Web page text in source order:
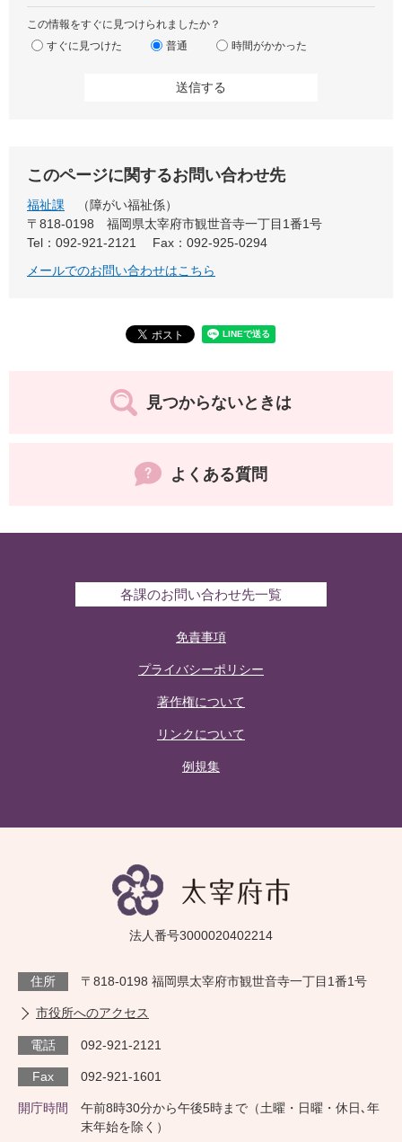
この情報をすぐに見つけられましたか？
すぐに見つけた
普通 時間がかかった
このページに関するお問い合わせ先
福祉課
障がい福祉係
〒818-0198
福岡県太宰府市観世音寺一丁目1番1号
Tel：092-921-2121
Fax：092-925-0294
メールでのお問い合わせはこちら
見つからないときは
よくある質問
各課のお問い合わせ先一覧
免責事項
プライバシーポリシー
著作権について
リンクについて
例規集
法人番号3000020402214
住所 〒818-0198 福岡県太宰府市観世音寺一丁目1番1号
市役所へのアクセス
電話 092-921-2121
Fax 092-921-1601
開庁時間
午前8時30分から午後5時まで（土曜・日曜・休日､年
末年始を除く）